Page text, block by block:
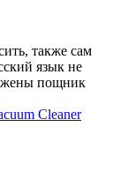
также сам
язык не
жены пощник
Cleaner